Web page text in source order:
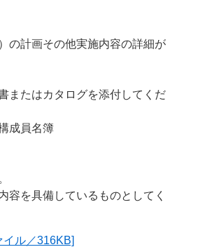
の計画その他実施内容の詳細が
またはカタログを添付してくだ
成員名簿
容を具備しているものとしてく
ル／316KB]